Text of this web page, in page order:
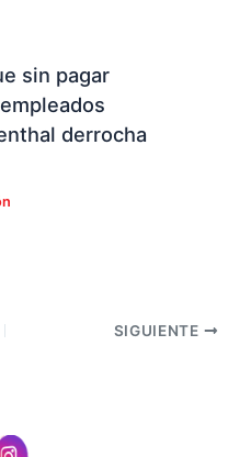
sin pagar
derrocha
SIGUIENTE